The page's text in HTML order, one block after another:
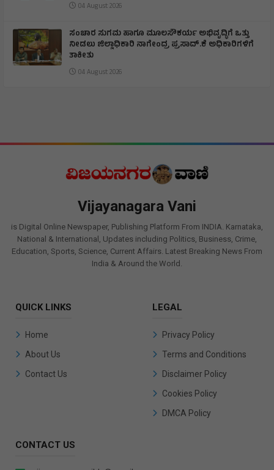
04 August 2026
ಸಂಚಾರ ಸುಗಮ ಹಾಗೂ ಮೂಲಸೌಕರ್ಯ ಅಭಿವೃದ್ಧಿಗೆ ಒತ್ತು
ನೀಡಲು ಜಿಲ್ಲಾಧಿಕಾರಿ ನಾಗೇಂದ್ರ ಪ್ರಸಾದ್.ಕೆ ಅಧಿಕಾರಿಗಳಿಗೆ
ತಾಕೀತು
04 August 2026
Vijayanagara Vani
is Digital Online Newspaper, Publishing Platform From INDIA. Karnataka,
National & International, Updates including Politics, Business, Crime,
Education, Sports, Science, Current Affairs. Latest Breaking News From
India & Around the World.
QUICK LINKS
Home
About Us
Contact Us
LEGAL
Privacy Policy
Terms and Conditions
Disclaimer Policy
Cookies Policy
DMCA Policy
CONTACT US